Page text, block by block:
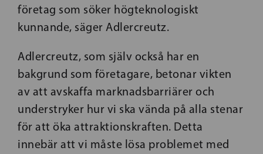
företag som söker högteknologiskt
kunnande, säger Adlercreutz.
Adlercreutz, som själv också har en
bakgrund som företagare, betonar vikten
av att avskaffa marknadsbarriärer och
understryker hur vi ska vända på alla stenar
för att öka attraktionskraften. Detta
innebär att vi måste lösa problemet med